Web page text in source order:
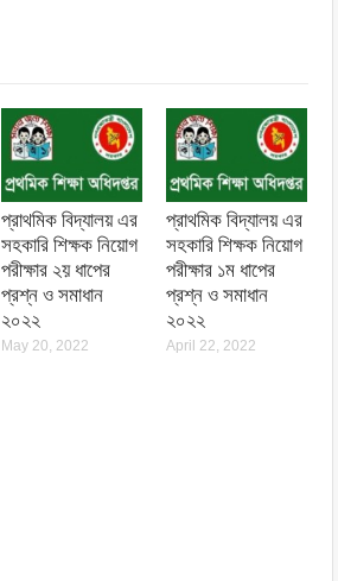
প্রাথমিক বিদ্যালয় এর
সহকারি শিক্ষক নিয়োগ
পরীক্ষার ২য় ধাপের
প্রশ্ন ও সমাধান
২০২২
May 20, 2022
প্রাথমিক বিদ্যালয় এর
সহকারি শিক্ষক নিয়োগ
পরীক্ষার ১ম ধাপের
প্রশ্ন ও সমাধান
২০২২
April 22, 2022